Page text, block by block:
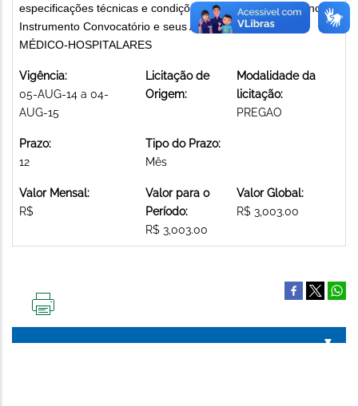
especificações técnicas e condições comerciais contidas no
Instrumento Convocatório e seus Anexos. MATERIAIS
MÉDICO-HOSPITALARES
Vigência:
05-AUG-14 a 04-
AUG-15
Licitação de
Origem:
Modalidade da
licitação:
PREGAO
Prazo:
12
Tipo do Prazo:
Mês
Valor Mensal:
R$
Valor para o
Período:
R$ 3,003.00
Valor Global:
R$ 3,003.00
PÁGINA